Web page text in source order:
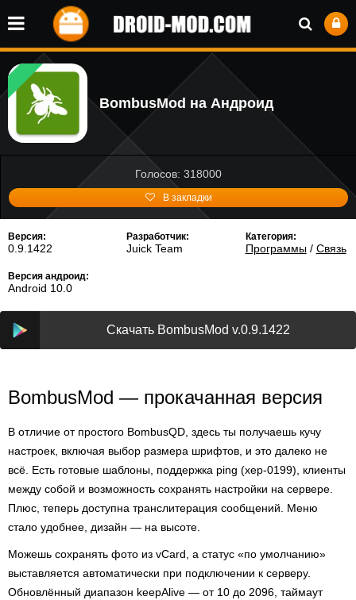
BombusMod на Андроид
Голосов: 318000
В закладки
Версия:
0.9.1422
Разработчик:
Juick Team
Категория:
Программы/ Связь
Версия андроид:
Android 10.0
Скачать BombusMod v.0.9.1422
BombusMod — прокачанная версия
В отличие от простого BombusQD, здесь ты получаешь кучу
настроек, включая выбор размера шрифтов, и это далеко не
всё. Есть готовые шаблоны, поддержка ping (xep-0199), клиенты
между собой и возможность сохранять настройки на сервере.
Плюс, теперь доступна транслитерация сообщений. Меню
стало удобнее, дизайн — на высоте.
Можешь сохранять фото из vCard, а статус «по умолчанию»
выставляется автоматически при подключении к серверу.
Обновлённый диапазон keepAlive — от 10 до 2096, таймаут